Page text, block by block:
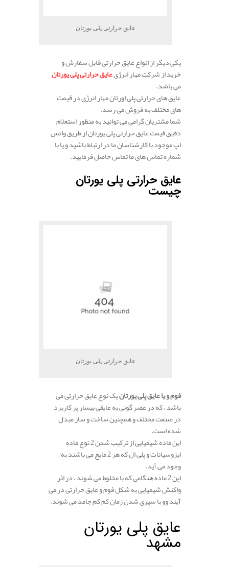
عایق حرارتی پلی یورتان
یکی دیگر از انواع عایق حرارتی قابل سفارش و
خرید از شرکت مهار انرژیعایق حرارتی پلی یورتان
می باشد.
عایق های حرارتی پلی اورتان مهار انرژی در قیمت
های مختلف به فروش می رسد.
شما مشتریان گرامی می توانید به منظور استعلام
دقیق قیمت عایق حرارتی پلی یورتان از طریق واتس
اپ موجود با کارشناسان ما در ارتباط باشید و یا با
شماره تماس های ما تماس حاصل فرمایید.
عایق حرارتی پلی یورتان
چیست
عایق حرارتی پلی یورتان
فوم و یا عایق پلی یورتانیک نوع عایق حرارتی می
باشد ، که در عصر گونی به عایقی بیسار پر کاربرد
در صنعت مختلف و همچنین ساخت و ساز مبدل
شده است.
این ماده شیمیایی از ترکیب شدن 2 نوع ماده
ایزوسیانات و پلی ال که هر 2 مایع می باشند به
وجود می آید.
این 2 ماده هنگامی که با مخلوط می شوند ، در اثر
واکنش شیمیایی به شکل فوم و عایق حرارتی در می
آیند وو با سپری شدن زمان کم کم جامد می شوند.
عایق پلی یورتان
مشهد